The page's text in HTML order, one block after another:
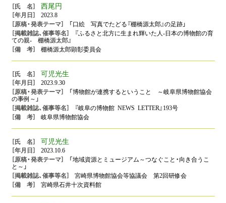
西尾円
2023.8
「口絵 写真でたどる『棚橋源太郎』の足跡」
『ふるさと北方に生まれ輝いた人-日本の博物館の育
ての親- 棚橋源太郎』
棚橋源太郎顕彰委員会
可児光生
2023.9.30
「博物館が連携するということ ～岐阜県博物館協会
の事例～」
『岐阜の博物館 NEWS LETTER』193号
岐阜県博物館協会
可児光生
2023.10.6
「地域資源とミュージアム～つなぐこと・向き合うこ
と～」
宮崎県博物館協会等協議会 第2回研修会
宮崎県石井十次資料館